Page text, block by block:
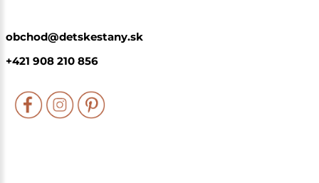
obchod@detskestany.sk
+421 908 210 856